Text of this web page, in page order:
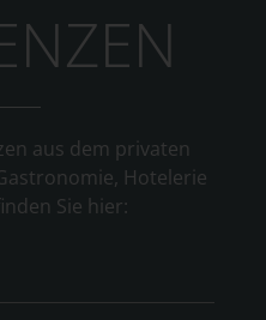
aus dem privaten
Hotelerie
Sie hier: